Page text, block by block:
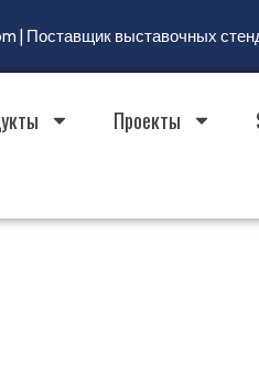
| Поставщик выставочных
Проекты